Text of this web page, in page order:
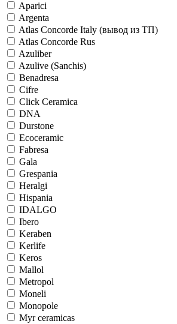
Aparici
Argenta
Atlas Concorde Italy (вывод из ТП)
Atlas Concorde Rus
Azuliber
Azulive (Sanchis)
Benadresa
Cifre
Click Ceramica
DNA
Durstone
Ecoceramic
Fabresa
Gala
Grespania
Heralgi
Hispania
IDALGO
Ibero
Keraben
Kerlife
Keros
Mallol
Metropol
Moneli
Monopole
Myr ceramicas